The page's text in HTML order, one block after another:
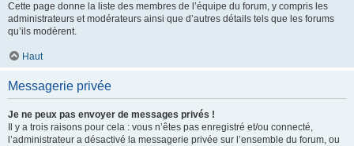
Cette page donne la liste des membres de l’équipe du forum, y compris les
administrateurs et modérateurs ainsi que d’autres détails tels que les forums
qu’ils modèrent.
Haut
Messagerie privée
Je ne peux pas envoyer de messages privés !
Il y a trois raisons pour cela : vous n’êtes pas enregistré et/ou connecté,
l’administrateur a désactivé la messagerie privée sur l’ensemble du forum, ou